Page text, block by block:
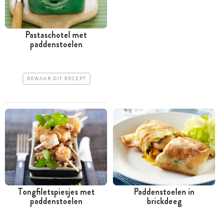
Pastaschotel met
paddenstoelen
BEWAAR DIT RECEPT
Tongfiletspiesjes met
paddenstoelen
Paddenstoelen in
brickdeeg